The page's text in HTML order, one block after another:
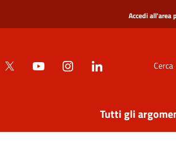
Accedi all'area
Cerca
Tutti gli